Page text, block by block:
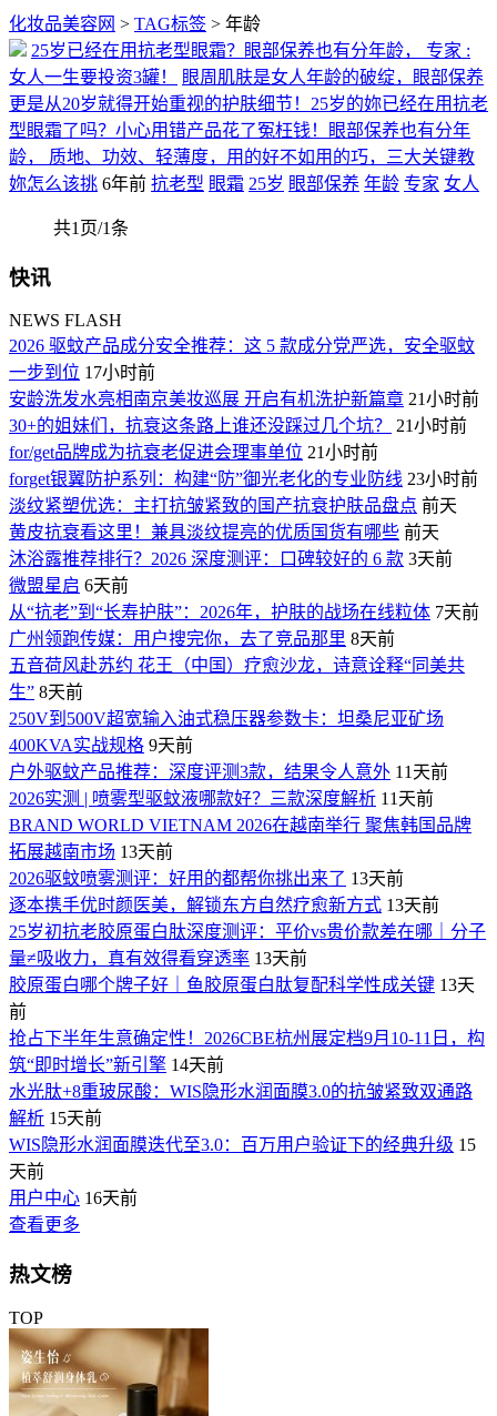
化妆品美容网 > TAG标签 > 年龄
25岁已经在用抗老型眼霜？眼部保养也有分年龄， 专家 :
女人一生要投资3罐！
眼周肌肤是女人年龄的破绽，眼部保养
更是从20岁就得开始重视的护肤细节！25岁的妳已经在用抗老
型眼霜了吗？小心用错产品花了冤枉钱！眼部保养也有分年
龄， 质地、功效、轻薄度，用的好不如用的巧，三大关键教
妳怎么该挑 6年前 抗老型 眼霜 25岁 眼部保养 年龄 专家 女人
共1页/1条
快讯
NEWS FLASH
2026 驱蚊产品成分安全推荐：这 5 款成分党严选，安全驱蚊
一步到位 17小时前
安龄洗发水亮相南京美妆巡展 开启有机洗护新篇章 21小时前
30+的姐妹们，抗衰这条路上谁还没踩过几个坑？
21小时前
for/get品牌成为抗衰老促进会理事单位 21小时前
forget银翼防护系列：构建“防”御光老化的专业防线 23小时前
淡纹紧塑优选：主打抗皱紧致的国产抗衰护肤品盘点 前天
黄皮抗衰看这里！兼具淡纹提亮的优质国货有哪些 前天
沐浴露推荐排行？2026 深度测评：口碑较好的 6 款 3天前
微盟星启 6天前
从“抗老”到“长寿护肤”：2026年，护肤的战场在线粒体 7天前
广州领跑传媒：用户搜完你，去了竞品那里 8天前
五音荷风赴苏约 花王（中国）疗愈沙龙，诗意诠释“同美共
生” 8天前
250V到500V超宽输入油式稳压器参数卡：坦桑尼亚矿场
400KVA实战规格 9天前
户外驱蚊产品推荐：深度评测3款，结果令人意外 11天前
2026实测 | 喷雾型驱蚊液哪款好？三款深度解析 11天前
BRAND WORLD VIETNAM 2026在越南举行 聚焦韩国品牌
拓展越南市场 13天前
2026驱蚊喷雾测评：好用的都帮你挑出来了 13天前
逐本携手优时颜医美，解锁东方自然疗愈新方式 13天前
25岁初抗老胶原蛋白肽深度测评：平价vs贵价款差在哪｜分子
量≠吸收力，真有效得看穿透率 13天前
胶原蛋白哪个牌子好｜鱼胶原蛋白肽复配科学性成关键 13天
前
抢占下半年生意确定性！2026CBE杭州展定档9月10-11日，构
筑“即时增长”新引擎 14天前
水光肽+8重玻尿酸：WIS隐形水润面膜3.0的抗皱紧致双通路
解析 15天前
WIS隐形水润面膜迭代至3.0：百万用户验证下的经典升级 15
天前
用户中心 16天前
查看更多
热文榜
TOP